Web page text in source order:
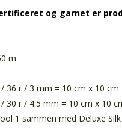
og garnet er
m
36 r / 3 mm = 10 cm x 10 cm
30 r / 4.5 mm = 10 cm x 10
1 sammen med Deluxe